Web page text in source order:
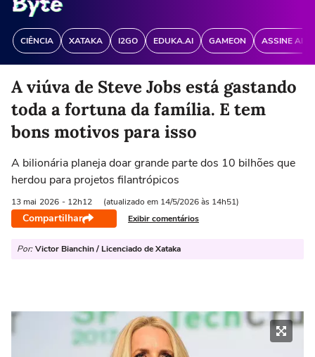
CIÊNCIA XATAKA I2GO EDUKA.AI GAMEON ASSINE
A viúva de Steve Jobs está gastando
toda a fortuna da família. E tem
bons motivos para isso
A bilionária planeja doar grande parte dos 10 bilhões que
herdou para projetos filantrópicos
13 mai 2026 - 12h12 (atualizado em 14/5/2026 às 14h51)
Compartilhar Exibir comentários
Por: Victor Bianchin / Licenciado de Xataka